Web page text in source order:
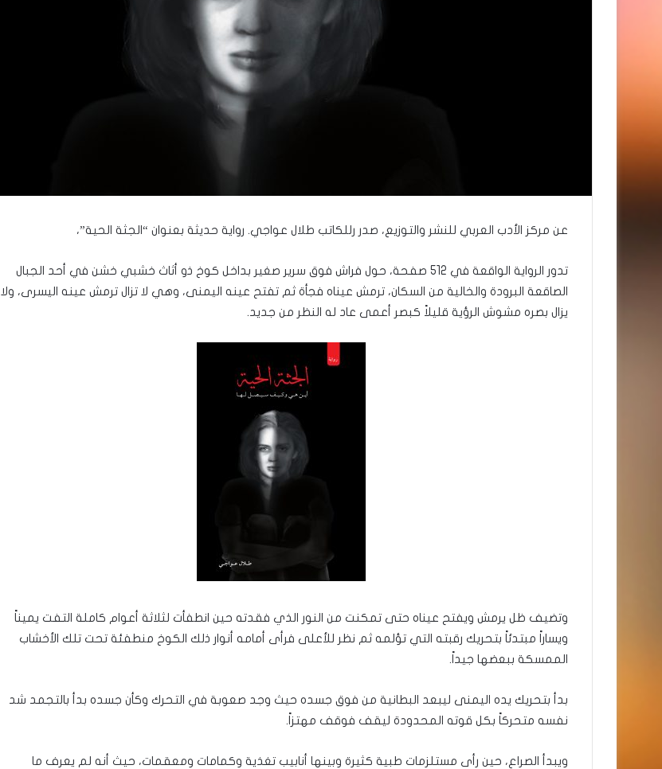
عن مركز الأدب العربي للنشر والتوزيع، صدر رللكاتب طلال عواجي. رواية حديثة بعنوان “الجثة الحية”،
تدور الرواية الواقعة في 512 صفحة، حول فراش فوق سرير صغير بداخل كوخ ذو أثاث خشبي خشن في أحد الجبال
الصاقعة البرودة والخالية من السكان، ترمش عيناه فجأة ثم تفتح عينه اليمنى، وهي لا تزال ترمش عينه اليسرى، ولا
يزال بصره مشوش الرؤية قليلاً كبصر أعمى عاد له النظر من جديد.
وتضيف ظل يرمش ويفتح عيناه حتى تمكنت من النور الذي فقدته حين انطفأت لثلاثة أعوام كاملة التفت يميناً
ويساراً مبتدئاً بتحريك رقبته التي تؤلمه ثم نظر للأعلى فرأى أمامه أنوار ذلك الكوخ منطفئة تحت تلك الأخشاب
الممسكة ببعضها جيداً.
بدأ بتحريك يده اليمنى ليبعد البطانية من فوق جسده حيث وجد صعوبة في التحرك وكأن جسده بدأ بالتجمد شد
نفسه متحركاً بكل قوته المحدودة ليقف فوقف مهتزاً.
ويبدأ الصراع، حين رأى مستلزمات طبية كثيرة وبينها أنابيب تغذية وكمامات ومعقمات، حيث أنه لم يعرف ما